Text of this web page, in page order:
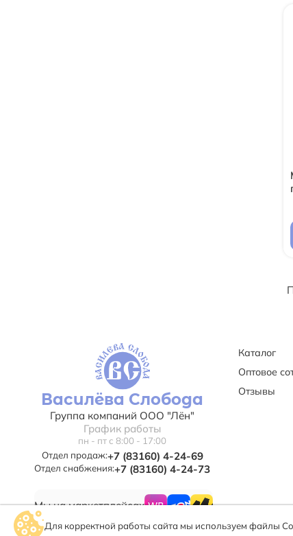
Василёва Слобода
Группа компаний ООО "Лён"
График работы
пн - пт с 8:00 - 17:00
Отдел продаж:+7 (83160) 4-24-69
Отдел снабжения:+7 (83160) 4-24-73
Каталог
Оптовое
Отзывы
Мы на маркетплейсах
Для корректной работы сайта мы используем файлы